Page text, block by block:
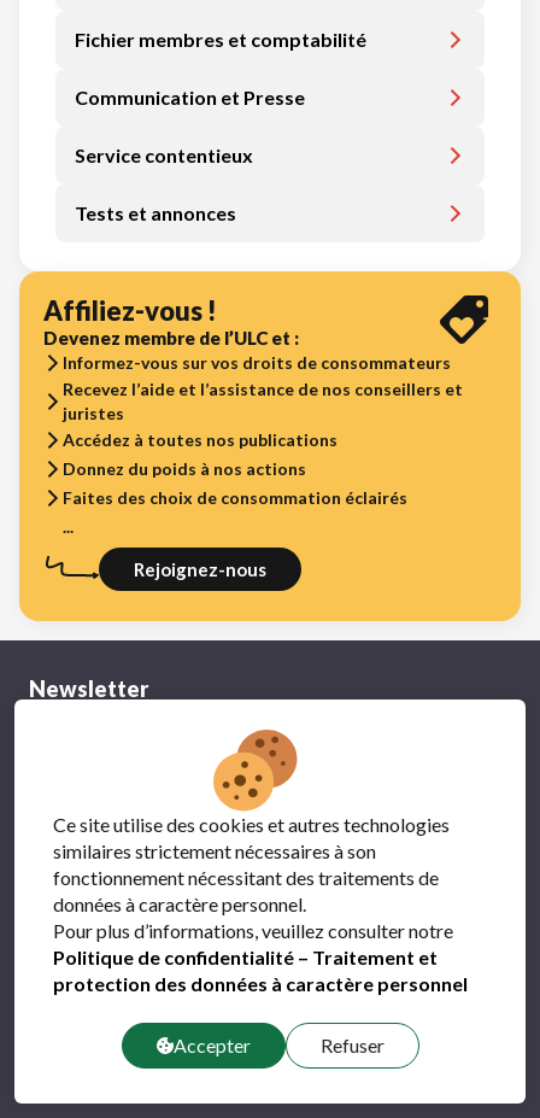
Fichier membres et comptabilité
Communication et Presse
Service contentieux
Tests et annonces
Affiliez-vous !
Devenez membre de l’ULC et :
Informez-vous sur vos droits de consommateurs
Recevez l’aide et l’assistance de nos conseillers et
juristes
Accédez à toutes nos publications
Donnez du poids à nos actions
Faites des choix de consommation éclairés
...
Rejoignez-nous
Newsletter
Vous voulez recevoir notre newsletter pour vous tenir à
Contact
49 60 22-1
Ce site utilise des cookies et autres technologies
similaires strictement nécessaires à son
fonctionnement nécessitant des traitements de
données à caractère personnel.
Pour plus d’informations, veuillez consulter notre
Politique de confidentialité – Traitement et
protection des données à caractère personnel
Accepter Refuser